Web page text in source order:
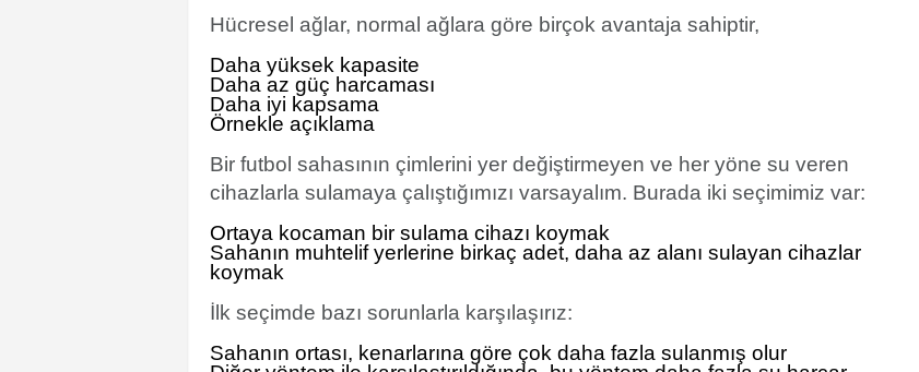
Hücresel ağlar, normal ağlara göre birçok avantaja sahiptir,
Daha yüksek kapasite
Daha az güç harcaması
Daha iyi kapsama
Örnekle açıklama
Bir futbol sahasının çimlerini yer değiştirmeyen ve her yöne su veren
cihazlarla sulamaya çalıştığımızı varsayalım. Burada iki seçimimiz var:
Ortaya kocaman bir sulama cihazı koymak
Sahanın muhtelif yerlerine birkaç adet, daha az alanı sulayan cihazlar
koymak
İlk seçimde bazı sorunlarla karşılaşırız:
Sahanın ortası, kenarlarına göre çok daha fazla sulanmış olur